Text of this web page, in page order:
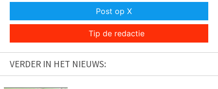
Post op X
Tip de redactie
VERDER IN HET NIEUWS: